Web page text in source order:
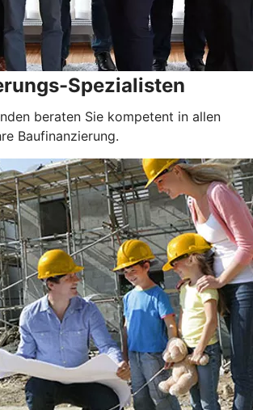
Spezialisten
beraten Sie kompetent in allen
Baufinanzierung.